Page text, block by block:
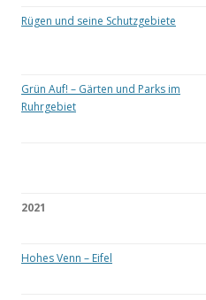
Rügen und seine Schutzgebiete
Grün Auf! – Gärten und Parks im
Ruhrgebiet
2021
Hohes Venn – Eifel